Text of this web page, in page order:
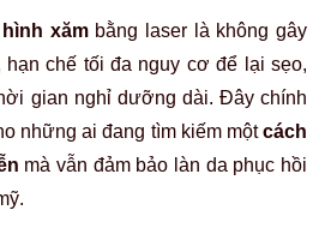
xăm bằng laser là không gây
chế tối đa nguy cơ để lại sẹo,
gian nghỉ dưỡng dài. Đây chính
những ai đang tìm kiếm mộtcách
mà vẫn đảm bảo làn da phục hồi